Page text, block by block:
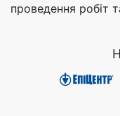
проведення робіт